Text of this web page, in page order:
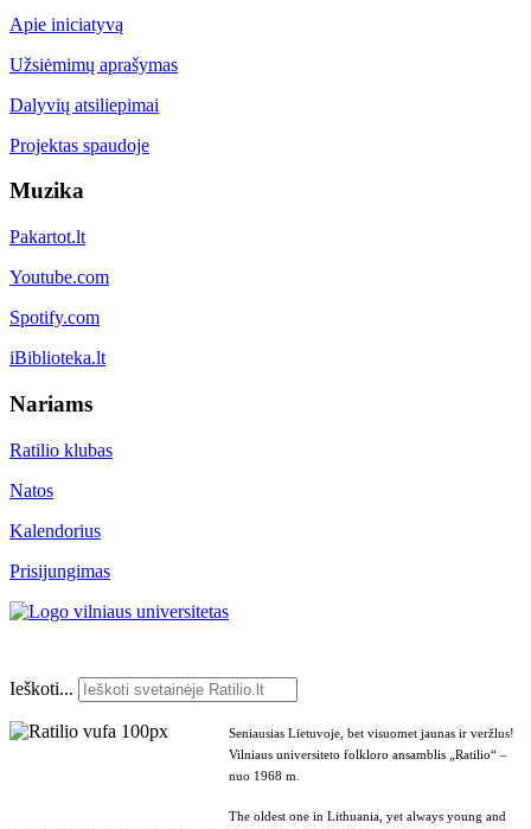
Apie iniciatyvą
Užsiėmimų aprašymas
Dalyvių atsiliepimai
Projektas spaudoje
Muzika
Pakartot.lt
Youtube.com
Spotify.com
iBiblioteka.lt
Nariams
Ratilio klubas
Natos
Kalendorius
Prisijungimas
Ieškoti...
Seniausias Lietuvoje, bet visuomet jaunas ir veržlus!
Vilniaus universiteto folkloro ansamblis „Ratilio“ –
nuo 1968 m.
The oldest one in Lithuania, yet always young and